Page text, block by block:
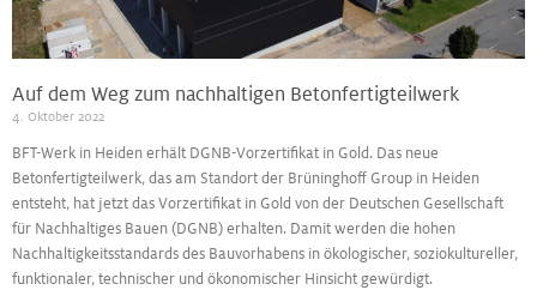
Auf dem Weg zum nachhaltigen Betonfertigteilwerk
4. Oktober 2022
BFT-Werk in Heiden erhält DGNB-Vorzertifikat in Gold. Das neue
Betonfertigteilwerk, das am Standort der Brüninghoff Group in Heiden
entsteht, hat jetzt das Vorzertifikat in Gold von der Deutschen Gesellschaft
für Nachhaltiges Bauen (DGNB) erhalten. Damit werden die hohen
Nachhaltigkeitsstandards des Bauvorhabens in ökologischer, soziokultureller,
funktionaler, technischer und ökonomischer Hinsicht gewürdigt.